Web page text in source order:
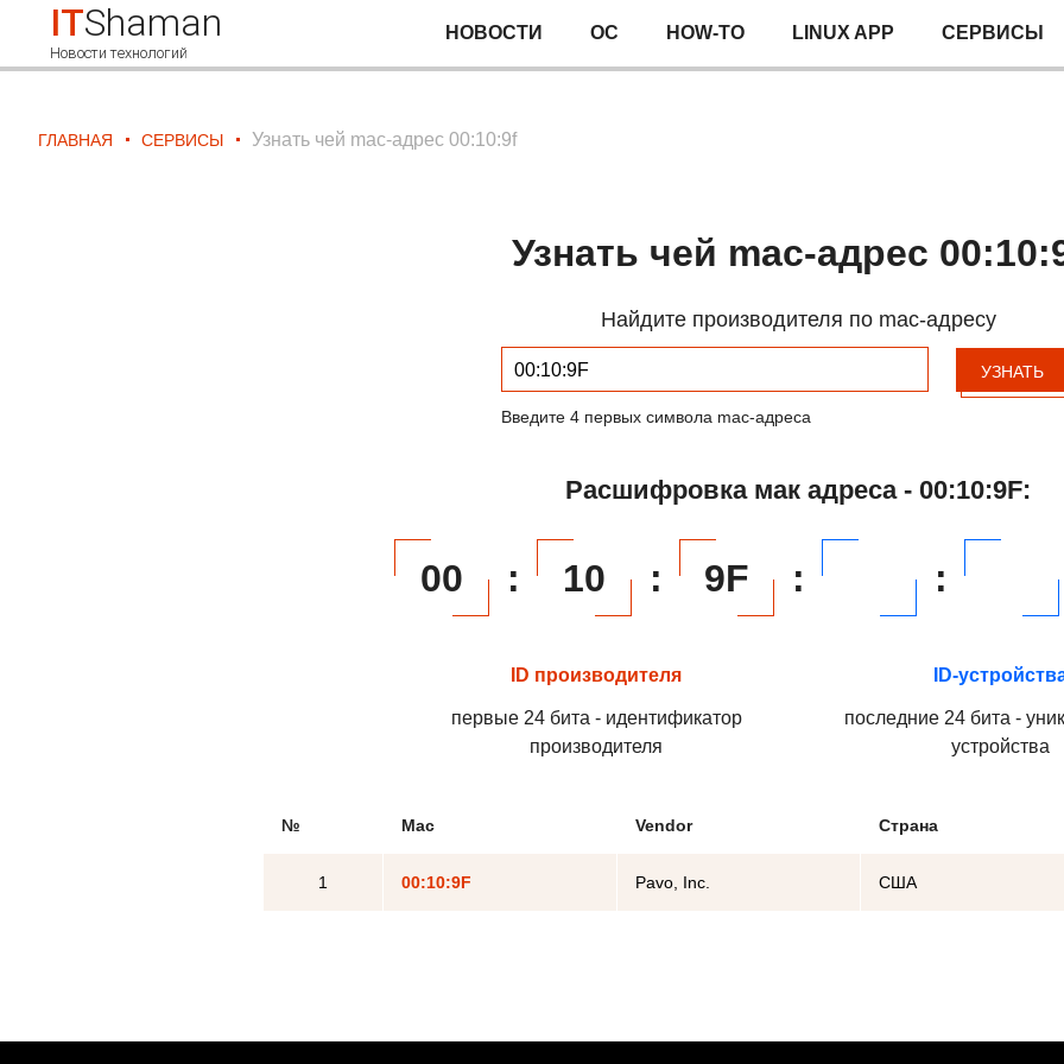
ITShaman
Новости технологий
НОВОСТИ ОС HOW-TO LINUX APP СЕРВИСЫ
ГЛАВНАЯ СЕРВИСЫ Узнать чей mac-адрес 00:10:9f
Узнать чей mac-адрес
Найдите производителя по mac-адресу
УЗНАТЬ
Введите 4 первых символа mac-адреса
Расшифровка мак адреса - 00:10:9F:
00 : 10 : 9F : :
ID производителя
первые 24 бита - идентификатор
производителя
ID-
последние 24 бита -
устройства
№ Mac Vendor Страна
1 00:10:9F Pavo, Inc. США